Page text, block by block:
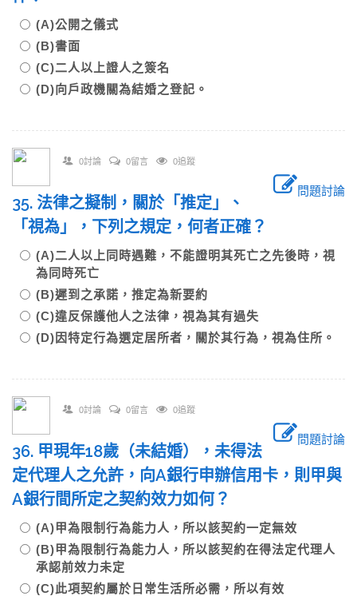
(A)公開之儀式
(B)書面
(C)二人以上證人之簽名
(D)向戶政機關為結婚之登記。
0討論 0留言 0追蹤
問題討論
35. 法律之擬制，關於「推定」、
「視為」，下列之規定，何者正確？
(A)二人以上同時遇難，不能證明其死亡之先後時，視
為同時死亡
(B)遲到之承諾，推定為新要約
(C)違反保護他人之法律，視為其有過失
(D)因特定行為選定居所者，關於其行為，視為住所。
0討論 0留言 0追蹤
問題討論
36. 甲現年18歲（未結婚），未得法
定代理人之允許，向A銀行申辦信用卡，則甲與
A銀行間所定之契約效力如何？
(A)甲為限制行為能力人，所以該契約一定無效
(B)甲為限制行為能力人，所以該契約在得法定代理人
承認前效力未定
(C)此項契約屬於日常生活所必需，所以有效